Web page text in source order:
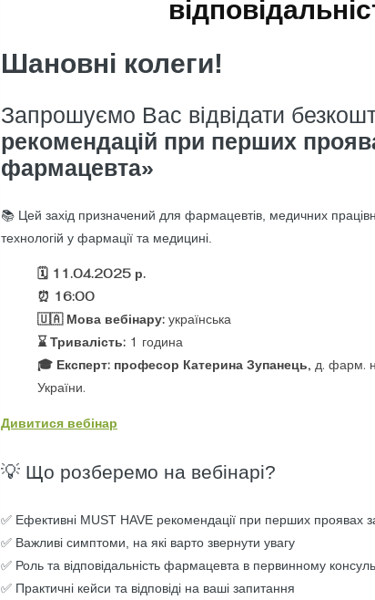
Шановні колеги!
Запрошуємо Вас відвідати
рекомендацій при перших
фармацевта»
📚 Цей захід призначений для фармацевтів, медичних
технологій у фармації та медицині.
🗓️ 11.04.2025 р.
⏰ 16:00
🇺🇦 Мова вебінару: українська
⌛ Тривалість: 1 година
🎓 Експерт: професор Катерина Зупанець, д. фарм.
України.
Дивитися вебінар
💡 Що розберемо на вебінарі?
✅ Ефективні MUST HAVE рекомендації при перших проявах
✅ Важливі симптоми, на які варто звернути увагу
✅ Роль та відповідальність фармацевта в первинному
✅ Практичні кейси та відповіді на ваші запитання